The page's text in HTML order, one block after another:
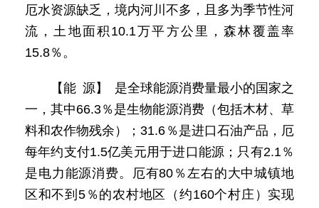
厄水资源缺乏，境内河川不多，且多为季节性河
流，土地面积10.1万平方公里，森林覆盖率
15.8％。
【能 源】 是全球能源消费量最小的国家之
一，其中66.3％是生物能源消费（包括木材、草
料和农作物残余）；31.6％是进口石油产品，厄
每年约支付1.5亿美元用于进口能源；只有2.1％
是电力能源消费。厄有80％左右的大中城镇地
区和不到5％的农村地区（约160个村庄）实现